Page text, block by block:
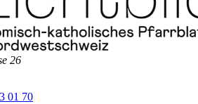
26
01 70